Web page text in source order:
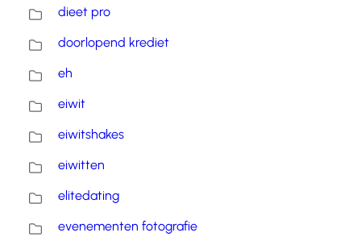
dieet pro
doorlopend krediet
eh
eiwit
eiwitshakes
eiwitten
elitedating
evenementen fotografie